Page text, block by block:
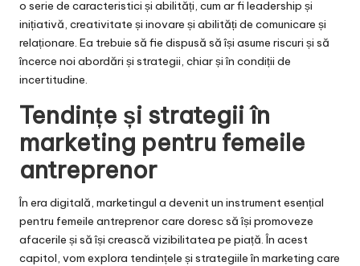
o serie de caracteristici și abilități, cum ar fi leadership și
inițiativă, creativitate și inovare și abilități de comunicare și
relaționare. Ea trebuie să fie dispusă să își asume riscuri și să
încerce noi abordări și strategii, chiar și în condiții de
incertitudine.
Tendințe și strategii în
marketing pentru femeile
antreprenor
În era digitală, marketingul a devenit un instrument esențial
pentru femeile antreprenor care doresc să își promoveze
afacerile și să își crească vizibilitatea pe piață. În acest
capitol, vom explora tendințele și strategiile în marketing care